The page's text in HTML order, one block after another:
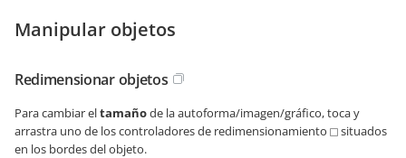
Manipular objetos
Redimensionar objetos
Para cambiar eltamañode la autoforma/imagen/gráfico, toca y
arrastra uno de los controladores de redimensionamiento
situados
en los bordes del objeto.